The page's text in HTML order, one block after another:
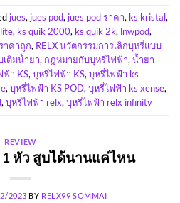
jues, jues pod, jues pod ราคา, ks kristal,
, ks quik 2000, ks quik 2k, lnwpod,
าคาถูก, RELX นวัตกรรมการเลิกบุหรี่แบบ
เติมน้ำยา, กฎหมายกับบุหรี่ไฟฟ้า, น้ำยา
ฟ้า KS, บุหรี่ไฟฟ้า KS, บุหรี่ไฟฟ้า ks
, บุหรี่ไฟฟ้า KS POD, บุหรี่ไฟฟ้า ks xense,
, บุหรี่ไฟฟ้า relx, บุหรี่ไฟฟ้า relx infinity
REVIEW
หัว สูบได้นานแค่ไหน
2023 BY RELX99 SOMMAI